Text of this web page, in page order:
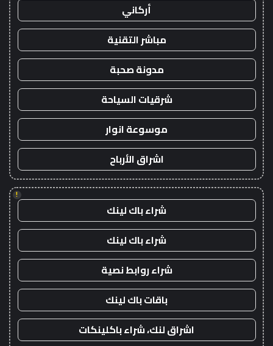
أركاني
مباشر التقنية
مدونة صحبة
شرقيات السياحة
موسوعة انوار
اشراق الأرباح
!
شراء باك لينك
شراء باك لينك
شراء روابط نصية
باقات باك لينك
اشراق لنك، شراء باكلينكات